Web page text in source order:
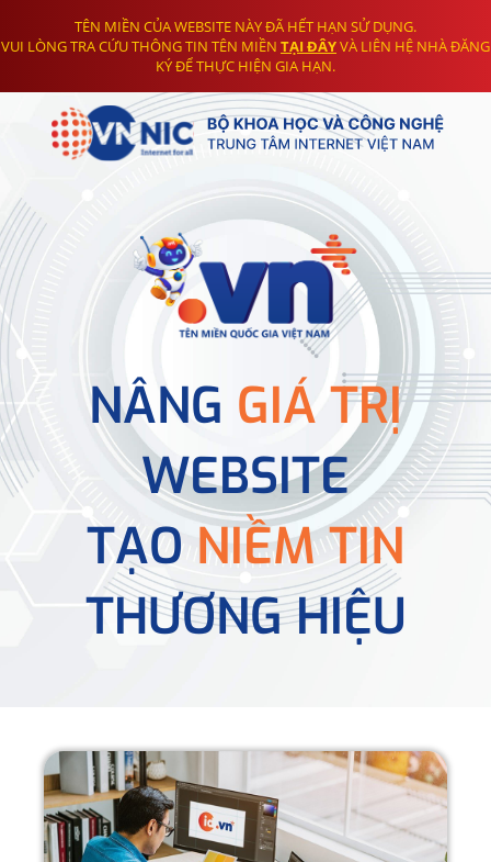
TÊN MIỀN CỦA WEBSITE NÀY ĐÃ HẾT HẠN SỬ DỤNG.
VUI LÒNG TRA CỨU THÔNG TIN TÊN MIỀN TẠI ĐÂYVÀ LIÊN HỆ NHÀ ĐĂNG
KÝ ĐỂ THỰC HIỆN GIA HẠN.
NÂNG GIÁ TRỊ
WEBSITE
TẠONIỀM TIN
THƯƠNG HIỆU